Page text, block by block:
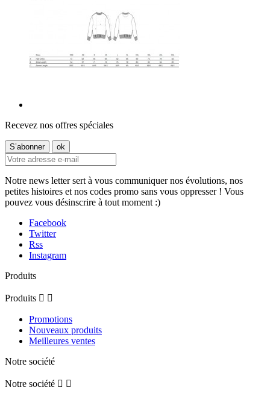
Recevez nos offres spéciales
Notre news letter sert à vous communiquer nos évolutions, nos
petites histoires et nos codes promo sans vous oppresser ! Vous
pouvez vous désinscrire à tout moment :)
Facebook
Twitter
Rss
Instagram
Produits
Produits  
Promotions
Nouveaux produits
Meilleures ventes
Notre société
Notre société  